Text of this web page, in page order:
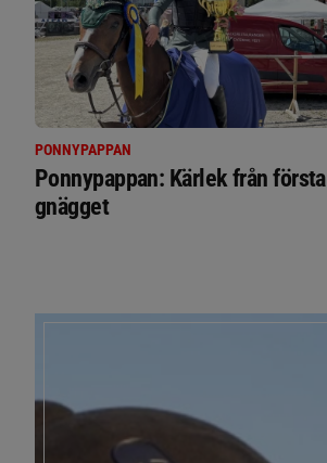
PONNYPAPPAN
Ponnypappan: Kärlek från första
gnägget